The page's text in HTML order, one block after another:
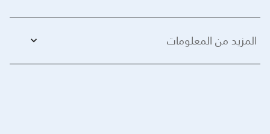
المزيد من المعلومات